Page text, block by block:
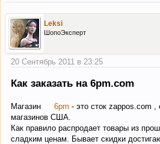
Leksi
ШопоЭксперт
20 Сентябрь 2011 в 23:25
Как заказать на 6pm.com
Магазин 6pm - это сток zappos.com ,
магазинов США.
Как правило распродает товары из
сладким ценам. Бывает скидки